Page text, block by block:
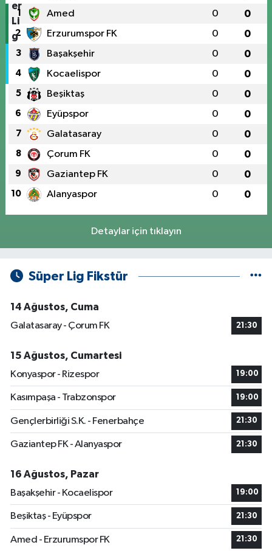
1 Amed 0 0
2 Erzurumspor FK 0 0
3 Başakşehir 0 0
4 Kocaelispor 0 0
5 Beşiktaş 0 0
6 Eyüpspor 0 0
7 Galatasaray 0 0
8 Çorum FK 0 0
9 Gaziantep FK 0 0
10 Alanyaspor 0 0
Detaylar için tıklayın
Süper Lig Fikstür
14 Ağustos, Cuma
Galatasaray - Çorum FK
21:30
15 Ağustos, Cumartesi
Konyaspor - Rizespor
19:00
Kasımpaşa - Trabzonspor 19:00
Gençlerbirliği S.K. - Fenerbahçe 21:30
Gaziantep FK - Alanyaspor 21:30
16 Ağustos, Pazar
Başakşehir - Kocaelispor
19:00
Beşiktaş - Eyüpspor 21:30
Amed - Erzurumspor FK 21:30